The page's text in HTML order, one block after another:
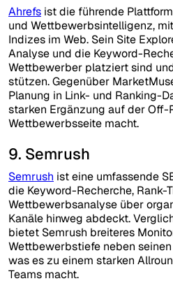
Ahrefs ist die führende
und Wettbewerbsintelligenz,
Indizes im Web. Sein Site
Analyse und die Keyword-
Wettbewerber platziert sind
stützen. Gegenüber
Planung in Link- und Ranking-
starken Ergänzung auf der Off-
Wettbewerbsseite macht.
9. Semrush
Semrush ist eine umfassende
die Keyword-Recherche, Rank-
Wettbewerbsanalyse über
Kanäle hinweg abdeckt.
bietet Semrush breiteres
Wettbewerbstiefe neben
was es zu einem starken
Teams macht.